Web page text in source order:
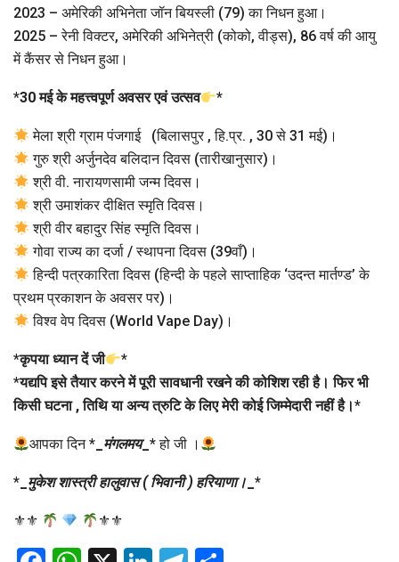
2023 – अमेरिकी अभिनेता जॉन बियस्ली (79) का निधन हुआ।
2025 – रेनी विक्टर, अमेरिकी अभिनेत्री (कोको, वीड्स), 86 वर्ष की आयु
में कैंसर से निधन हुआ।
*30 मई के महत्त्वपूर्ण अवसर एवं उत्सव *
मेला श्री ग्राम पंजगाई (बिलासपुर , हि.प्र. , 30 से 31 मई)।
गुरु श्री अर्जुनदेव बलिदान दिवस (तारीखानुसार)।
श्री वी. नारायणसामी जन्म दिवस।
श्री उमाशंकर दीक्षित स्मृति दिवस।
श्री वीर बहादुर सिंह स्मृति दिवस।
गोवा राज्य का दर्जा / स्थापना दिवस (39वाँ)।
हिन्दी पत्रकारिता दिवस (हिन्दी के पहले साप्ताहिक ‘उदन्त मार्तण्ड’ के
प्रथम प्रकाशन के अवसर पर)।
विश्व वेप दिवस (World Vape Day)।
*कृपया ध्यान दें जी
*
*यद्यपि इसे तैयार करने में पूरी सावधानी रखने की कोशिश रही है। फिर भी
किसी घटना , तिथि या अन्य त्रुटि के लिए मेरी कोई जिम्मेदारी नहीं है।*
आपका दिन * मंगलमय_* हो जी ।
* मुकेश शास्त्री हालुवास ( भिवानी ) हरियाणा। *
⚜⚜ ⚜⚜